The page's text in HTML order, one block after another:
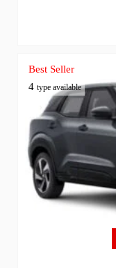
Best Seller
4 type available